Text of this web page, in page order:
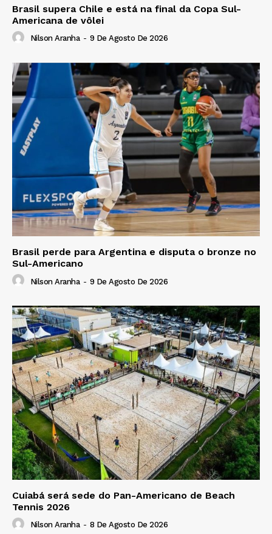
Brasil supera Chile e está na final da Copa Sul-
Americana de vôlei
Nilson Aranha - 9 De Agosto De 2026
Brasil perde para Argentina e disputa o bronze no
Sul-Americano
Nilson Aranha - 9 De Agosto De 2026
Cuiabá será sede do Pan-Americano de Beach
Tennis 2026
Nilson Aranha - 8 De Agosto De 2026